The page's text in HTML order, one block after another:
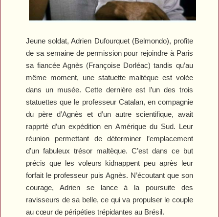
Jeune soldat, Adrien Dufourquet (Belmondo), profite
de sa semaine de permission pour rejoindre à Paris
sa fiancée Agnès (Françoise Dorléac) tandis qu’au
même moment, une statuette maltèque est volée
dans un musée. Cette dernière est l’un des trois
statuettes que le professeur Catalan, en compagnie
du père d’Agnès et d’un autre scientifique, avait
rapprté d’un expédition en Amérique du Sud. Leur
réunion permettant de déterminer l’emplacement
d’un fabuleux trésor maltèque. C’est dans ce but
précis que les voleurs kidnappent peu après leur
forfait le professeur puis Agnès. N’écoutant que son
courage, Adrien se lance à la poursuite des
ravisseurs de sa belle, ce qui va propulser le couple
au cœur de péripéties trépidantes au Brésil.